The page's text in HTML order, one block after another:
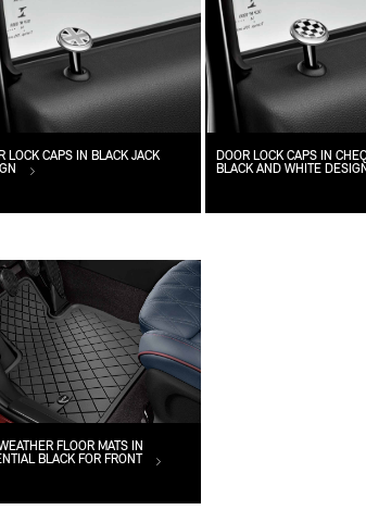
LOCK CAPS IN BLACK JACK
DOOR LOCK CAPS IN
BLACK AND WHITE DESIGN
FLOOR MATS IN
BLACK FOR FRONT